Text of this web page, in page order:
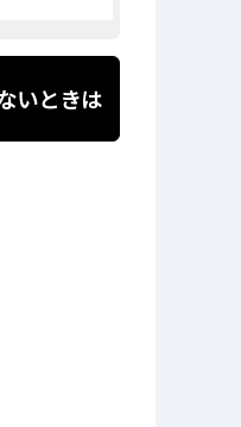
いときは